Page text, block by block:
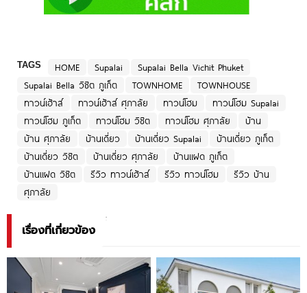
TAGS HOME Supalai
Supalai Bella Vichit Phuket
Supalai Bella วิชิต ภูเก็ต
TOWNHOME
TOWNHOUSE
ทาวน์เฮ้าส์
ทาวน์เฮ้าส์ ศุภาลัย ทาวน์โฮม
ทาวน์โฮม Supalai
ทาวน์โฮม ภูเก็ต
ทาวน์โฮม วิชิต ทาวน์โฮม ศุภาลัย
บ้าน
บ้าน ศุภาลัย
บ้านเดี่ยว บ้านเดี่ยว Supalai
บ้านเดี่ยว ภูเก็ต
บ้านเดี่ยว วิชิต
บ้านเดี่ยว ศุภาลัย
บ้านแฝด ภูเก็ต
บ้านแฝด วิชิต
รีวิว ทาวน์เฮ้าส์ รีวิว ทาวน์โฮม
รีวิว บ้าน
ศุภาลัย
เรื่องที่เกี่ยวข้อง